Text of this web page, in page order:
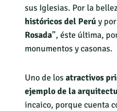
sus Iglesias. Por la
históricos del Perúy
Rosada”, éste última,
monumentos y casonas.
Uno de losatractivos
ejemplo de la
incaico, porque cuenta